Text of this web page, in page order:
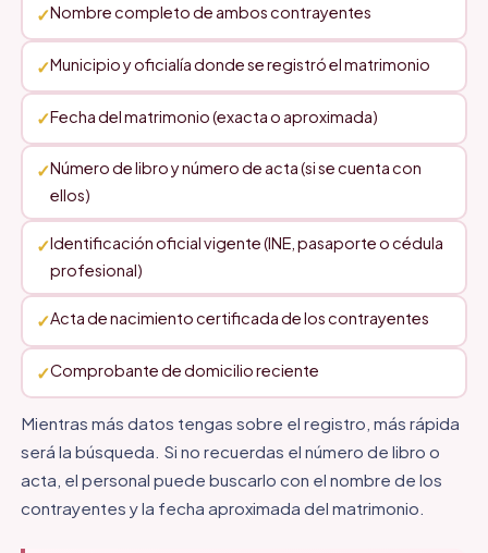
Nombre completo de ambos contrayentes
Municipio y oficialía donde se registró el matrimonio
Fecha del matrimonio (exacta o aproximada)
Número de libro y número de acta (si se cuenta con
ellos)
Identificación oficial vigente (INE, pasaporte o cédula
profesional)
Acta de nacimiento certificada de los contrayentes
Comprobante de domicilio reciente
Mientras más datos tengas sobre el registro, más rápida
será la búsqueda. Si no recuerdas el número de libro o
acta, el personal puede buscarlo con el nombre de los
contrayentes y la fecha aproximada del matrimonio.